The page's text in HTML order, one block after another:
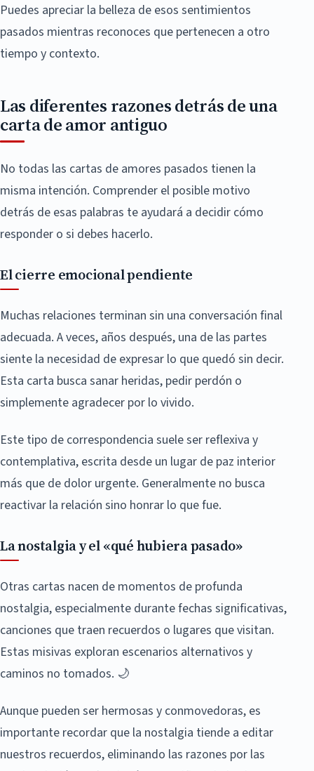
Puedes apreciar la belleza de esos sentimientos
pasados mientras reconoces que pertenecen a otro
tiempo y contexto.
Las diferentes razones detrás de una
carta de amor antiguo
No todas las cartas de amores pasados tienen la
misma intención. Comprender el posible motivo
detrás de esas palabras te ayudará a decidir cómo
responder o si debes hacerlo.
El cierre emocional pendiente
Muchas relaciones terminan sin una conversación final
adecuada. A veces, años después, una de las partes
siente la necesidad de expresar lo que quedó sin decir.
Esta carta busca sanar heridas, pedir perdón o
simplemente agradecer por lo vivido.
Este tipo de correspondencia suele ser reflexiva y
contemplativa, escrita desde un lugar de paz interior
más que de dolor urgente. Generalmente no busca
reactivar la relación sino honrar lo que fue.
La nostalgia y el «qué hubiera pasado»
Otras cartas nacen de momentos de profunda
nostalgia, especialmente durante fechas significativas,
canciones que traen recuerdos o lugares que visitan.
Estas misivas exploran escenarios alternativos y
caminos no tomados. 🌙
Aunque pueden ser hermosas y conmovedoras, es
importante recordar que la nostalgia tiende a editar
nuestros recuerdos, eliminando las razones por las